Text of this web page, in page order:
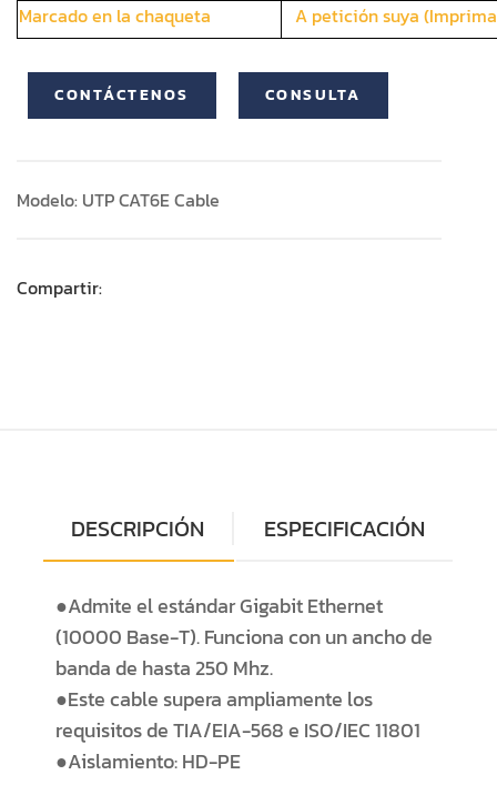
Marcado en la chaqueta
A petición suya
CONTÁCTENOS CONSULTA
Modelo: UTP CAT6E Cable
Compartir:
DESCRIPCIÓN ESPECIFICACIÓN
●Admite el estándar Gigabit Ethernet
(10000 Base-T). Funciona con un ancho de
banda de hasta 250 Mhz.
●Este cable supera ampliamente los
requisitos de TIA/EIA-568 e ISO/IEC 11801
●Aislamiento: HD-PE